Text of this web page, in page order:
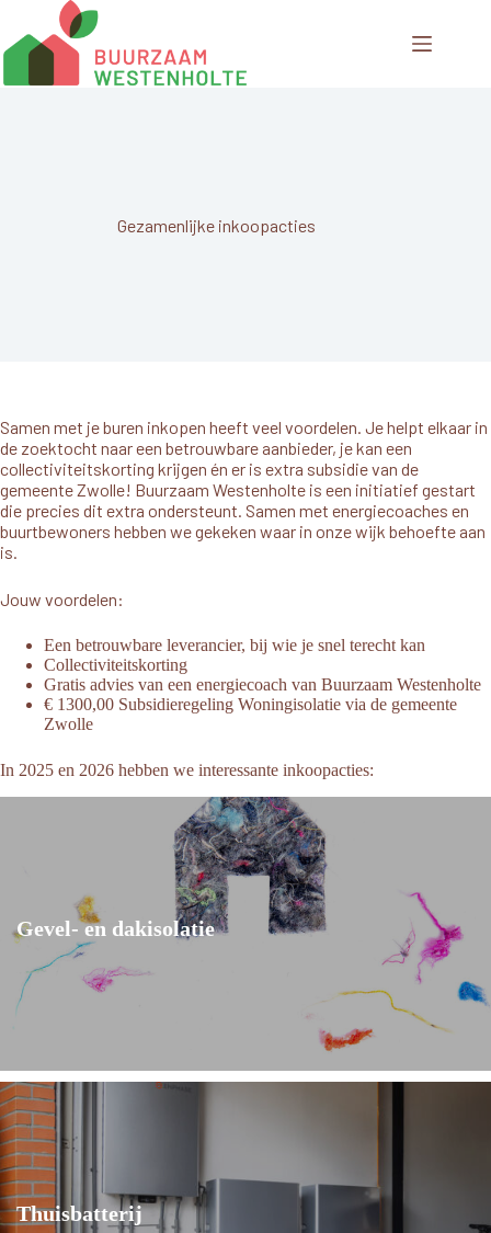
de
Gezamenlijke inkoopacties
Samen met je buren inkopen heeft veel voordelen. Je helpt elkaar in
de zoektocht naar een betrouwbare aanbieder, je kan een
collectiviteitskorting krijgen én er is extra subsidie van de
gemeente Zwolle! Buurzaam Westenholte is een initiatief gestart
die precies dit extra ondersteunt. Samen met energiecoaches en
buurtbewoners hebben we gekeken waar in onze wijk behoefte aan
is.
Jouw voordelen:
Een betrouwbare leverancier, bij wie je snel terecht kan
Collectiviteitskorting
Gratis advies van een energiecoach van Buurzaam Westenholte
€ 1300,00 Subsidieregeling Woningisolatie via de gemeente
Zwolle
In 2025 en 2026 hebben we interessante inkoopacties:
Gevel- en dakisolatie
Thuisbatterij